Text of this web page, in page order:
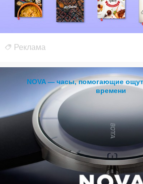
Реклама
NOVA — часы, помогающие
времени